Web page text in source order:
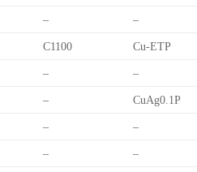
– –
C1100 Cu-ETP
– –
– CuAg0.1P
– –
– –